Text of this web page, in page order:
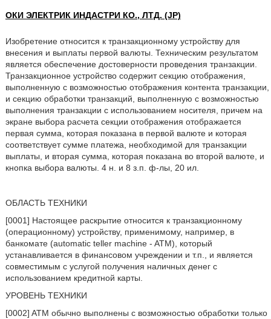
ОКИ ЭЛЕКТРИК ИНДАСТРИ КО., ЛТД. (JP)
Изобретение относится к транзакционному устройству для
внесения и выплаты первой валюты. Техническим результатом
является обеспечение достоверности проведения транзакции.
Транзакционное устройство содержит секцию отображения,
выполненную с возможностью отображения контента транзакции,
и секцию обработки транзакций, выполненную с возможностью
выполнения транзакции с использованием носителя, причем на
экране выбора расчета секции отображения отображается
первая сумма, которая показана в первой валюте и которая
соответствует сумме платежа, необходимой для транзакции
выплаты, и вторая сумма, которая показана во второй валюте, и
кнопка выбора валюты. 4 н. и 8 з.п. ф-лы, 20 ил.
ОБЛАСТЬ ТЕХНИКИ
[0001] Настоящее раскрытие относится к транзакционному
(операционному) устройству, применимому, например, в
банкомате (automatic teller machine - ATM), который
устанавливается в финансовом учреждении и т.п., и является
совместимым с услугой получения наличных денег с
использованием кредитной карты.
УРОВЕНЬ ТЕХНИКИ
[0002] ATM обычно выполнены с возможностью обработки только